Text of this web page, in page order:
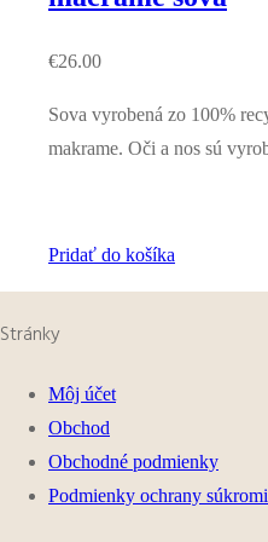
€26.00
Sova vyrobená zo 100%
makrame. Oči a nos sú
Pridať do košíka
Stránky
Môj účet
Obchod
Obchodné podmienky
Podmienky ochrany